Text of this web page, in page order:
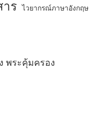
ร ไวยากรณ์ภาษาอังกฤษ